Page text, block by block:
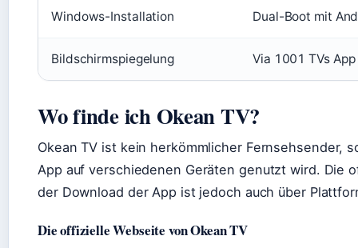
Windows-Installation Dual-Boot mit
Bildschirmspiegelung Via 1001 TVs
Wo finde ich Okean TV?
Okean TV ist kein herkömmlicher Fernsehsender,
App auf verschiedenen Geräten genutzt wird. Die
der Download der App ist jedoch auch über
Die offizielle Webseite von Okean TV